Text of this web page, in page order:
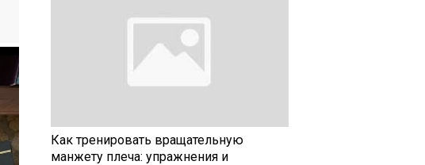
Как тренировать вращательную
манжету плеча: упражнения и